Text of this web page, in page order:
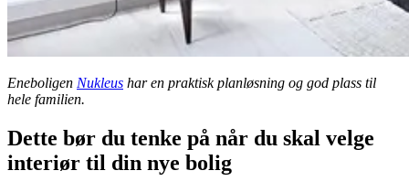
Eneboligen Nukleus har en praktisk planløsning og god plass til
hele familien.
Dette bør du tenke på når du skal velge
interiør til din nye bolig